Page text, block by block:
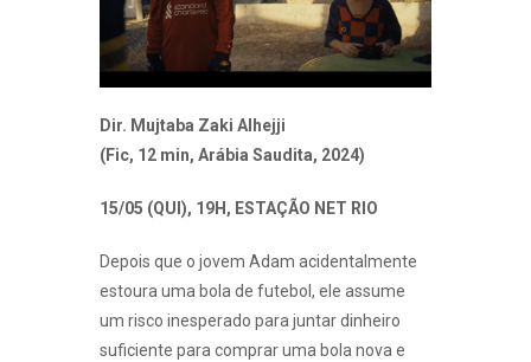
Dir. Mujtaba Zaki Alhejji
(Fic, 12 min, Arábia Saudita, 2024)
15/05 (QUI), 19H, ESTAÇÃO NET RIO
Depois que o jovem Adam acidentalmente
estoura uma bola de futebol, ele assume
um risco inesperado para juntar dinheiro
suficiente para comprar uma bola nova e